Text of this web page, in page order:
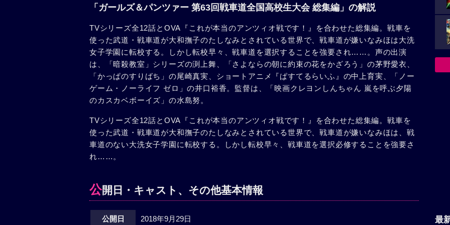
「ガールズ＆パンツァー 第63回戦車道全国高校生大会 総集編」の解説
TVシリーズ全12話とOVA『これが本当のアンツィオ戦です！』を合わせた総集編。戦車を
使った武道・戦車道が大和撫子のたしなみとされている世界で、戦車道が嫌いなみほは大洗
女子学園に転校する。しかし転校早々、戦車道を選択することを強要され……。声の出演
は、「暗殺教室」シリーズの渕上舞、「さよならの朝に約束の花をかざろう」の茅野愛衣、
「かっぱのすりばち」の尾崎真実、ショートアニメ『ぱすてるらいふ』の中上育実、「ノー
ゲーム・ノーライフ ゼロ」の井口裕香。監督は、「映画クレヨンしんちゃん 嵐を呼ぶ夕陽
のカスカベボーイズ」の水島努。
TVシリーズ全12話とOVA『これが本当のアンツィオ戦です！』を合わせた総集編。戦車を
使った武道・戦車道が大和撫子のたしなみとされている世界で、戦車道が嫌いなみほは、戦
車道のない大洗女子学園に転校する。しかし転校早々、戦車道を選択必修することを強要さ
れ……。
公開日・キャスト、その他基本情報
公開日 2018年9月29日 最